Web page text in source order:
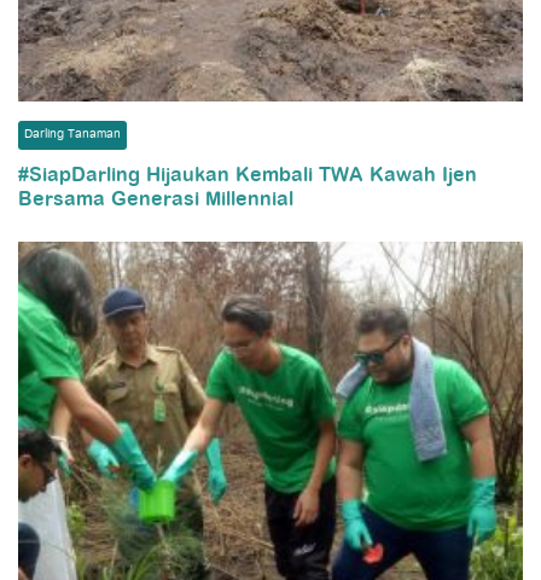
Darling Tanaman
#SiapDarling Hijaukan Kembali TWA Kawah Ijen
Bersama Generasi Millennial